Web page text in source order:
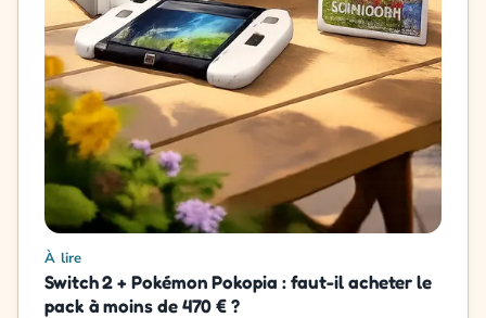
À lire
Switch 2 + Pokémon Pokopia : faut-il acheter le
pack à moins de 470 € ?